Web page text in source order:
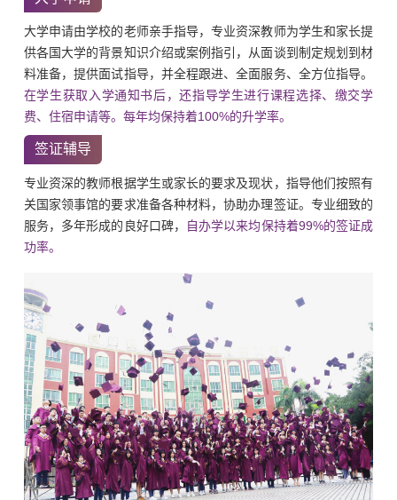
大学申请由学校的老师亲手指导，专业资深教师为学生和家长提
供各国大学的背景知识介绍或案例指引，从面谈到制定规划到材
料准备，提供面试指导，并全程跟进、全面服务、全方位指导。
在学生获取入学通知书后，还指导学生进行课程选择、缴交学
费、住宿申请等。每年均保持着100%的升学率。
签证辅导
专业资深的教师根据学生或家长的要求及现状，指导他们按照有
关国家领事馆的要求准备各种材料，协助办理签证。专业细致的
服务，多年形成的良好口碑，
自办学以来均保持着99%的签证成
功率。